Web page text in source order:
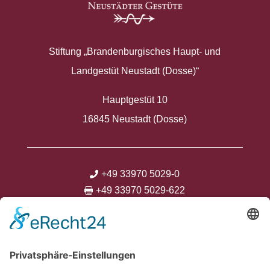
Stiftung „Brandenburgisches Haupt- und
Landgestüt Neustadt (Dosse)“
Hauptgestüt 10
16845 Neustadt (Dosse)
 +49 33970 5029-0
 +49 33970 5029-622